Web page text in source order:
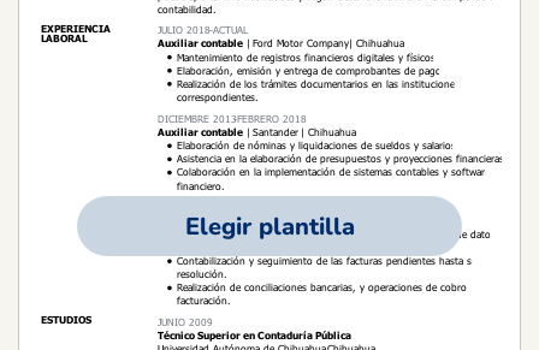
Elegir plantilla